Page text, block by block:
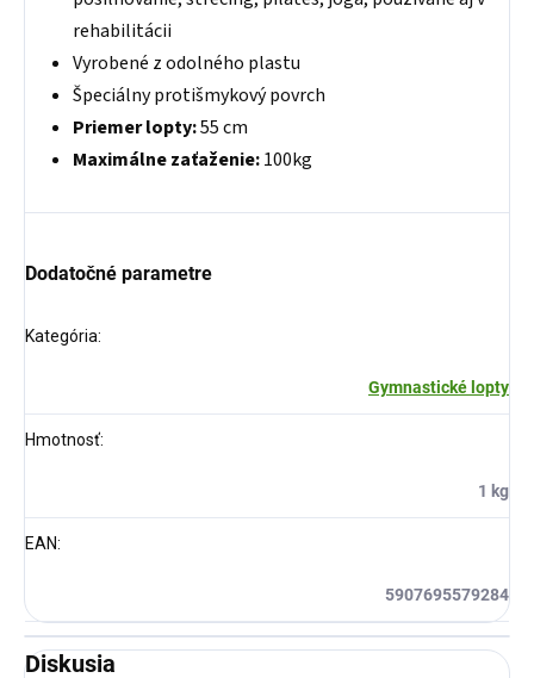
rehabilitácii
Vyrobené z odolného plastu
Špeciálny protišmykový povrch
Priemer lopty:55 cm
Maximálne zaťaženie:100kg
Dodatočné parametre
Kategória:
Gymnastické lopty
Hmotnosť:
1 kg
EAN:
5907695579284
Diskusia